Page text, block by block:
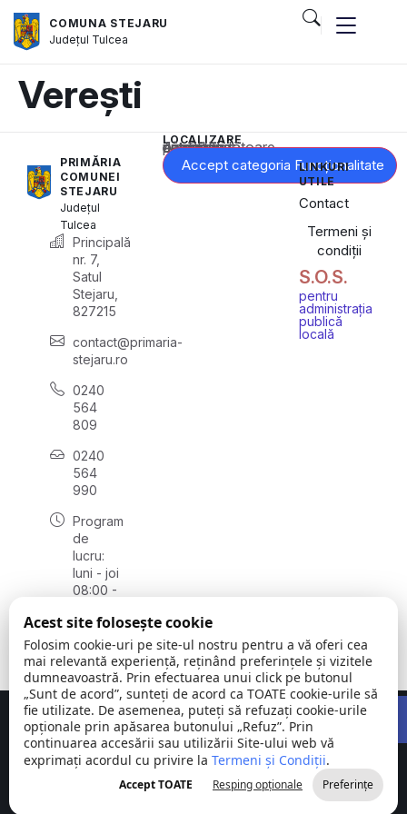
COMUNA STEJARU
Județul Tulcea
Verești
PRIMĂRIA
COMUNEI
STEJARU
Județul
Tulcea
Principală
nr. 7,
Satul
Stejaru,
827215
contact@primaria-
stejaru.ro
0240
564
809
0240
564
990
Program
de
lucru:
luni - joi
08:00 -
vineri
08:00 -
14:00
LOCALIZARE
Acest conținut este blocat până când acceptați categoria corespunzătoare de cookie-uri.
Accept categoria Funcționalitate
LINKURI
UTILE
Contact
Termeni și
condiții
S.O.S.
pentru
administrația
publică
locală
Comuna
Stejaru |
județul Tulcea
©
2026
Toate
drepturile
rezervate
Concept realizat deBig Media Relații Publice SRL
Acest site folosește cookie
Folosim cookie-uri pe site-ul nostru pentru a vă oferi cea
mai relevantă experiență, reținând preferințele și vizitele
dumneavoastră. Prin efectuarea unui click pe butonul
„Sunt de acord”, sunteți de acord ca TOATE cookie-urile să
fie utilizate. De asemenea, puteți să refuzați cookie-urile
opționale prin apăsarea butonului „Refuz”. Prin
continuarea accesării sau utilizării Site-ului web vă
exprimați acordul cu privire la Termeni și Condiții.
Accept TOATE Resping opționale Preferințe